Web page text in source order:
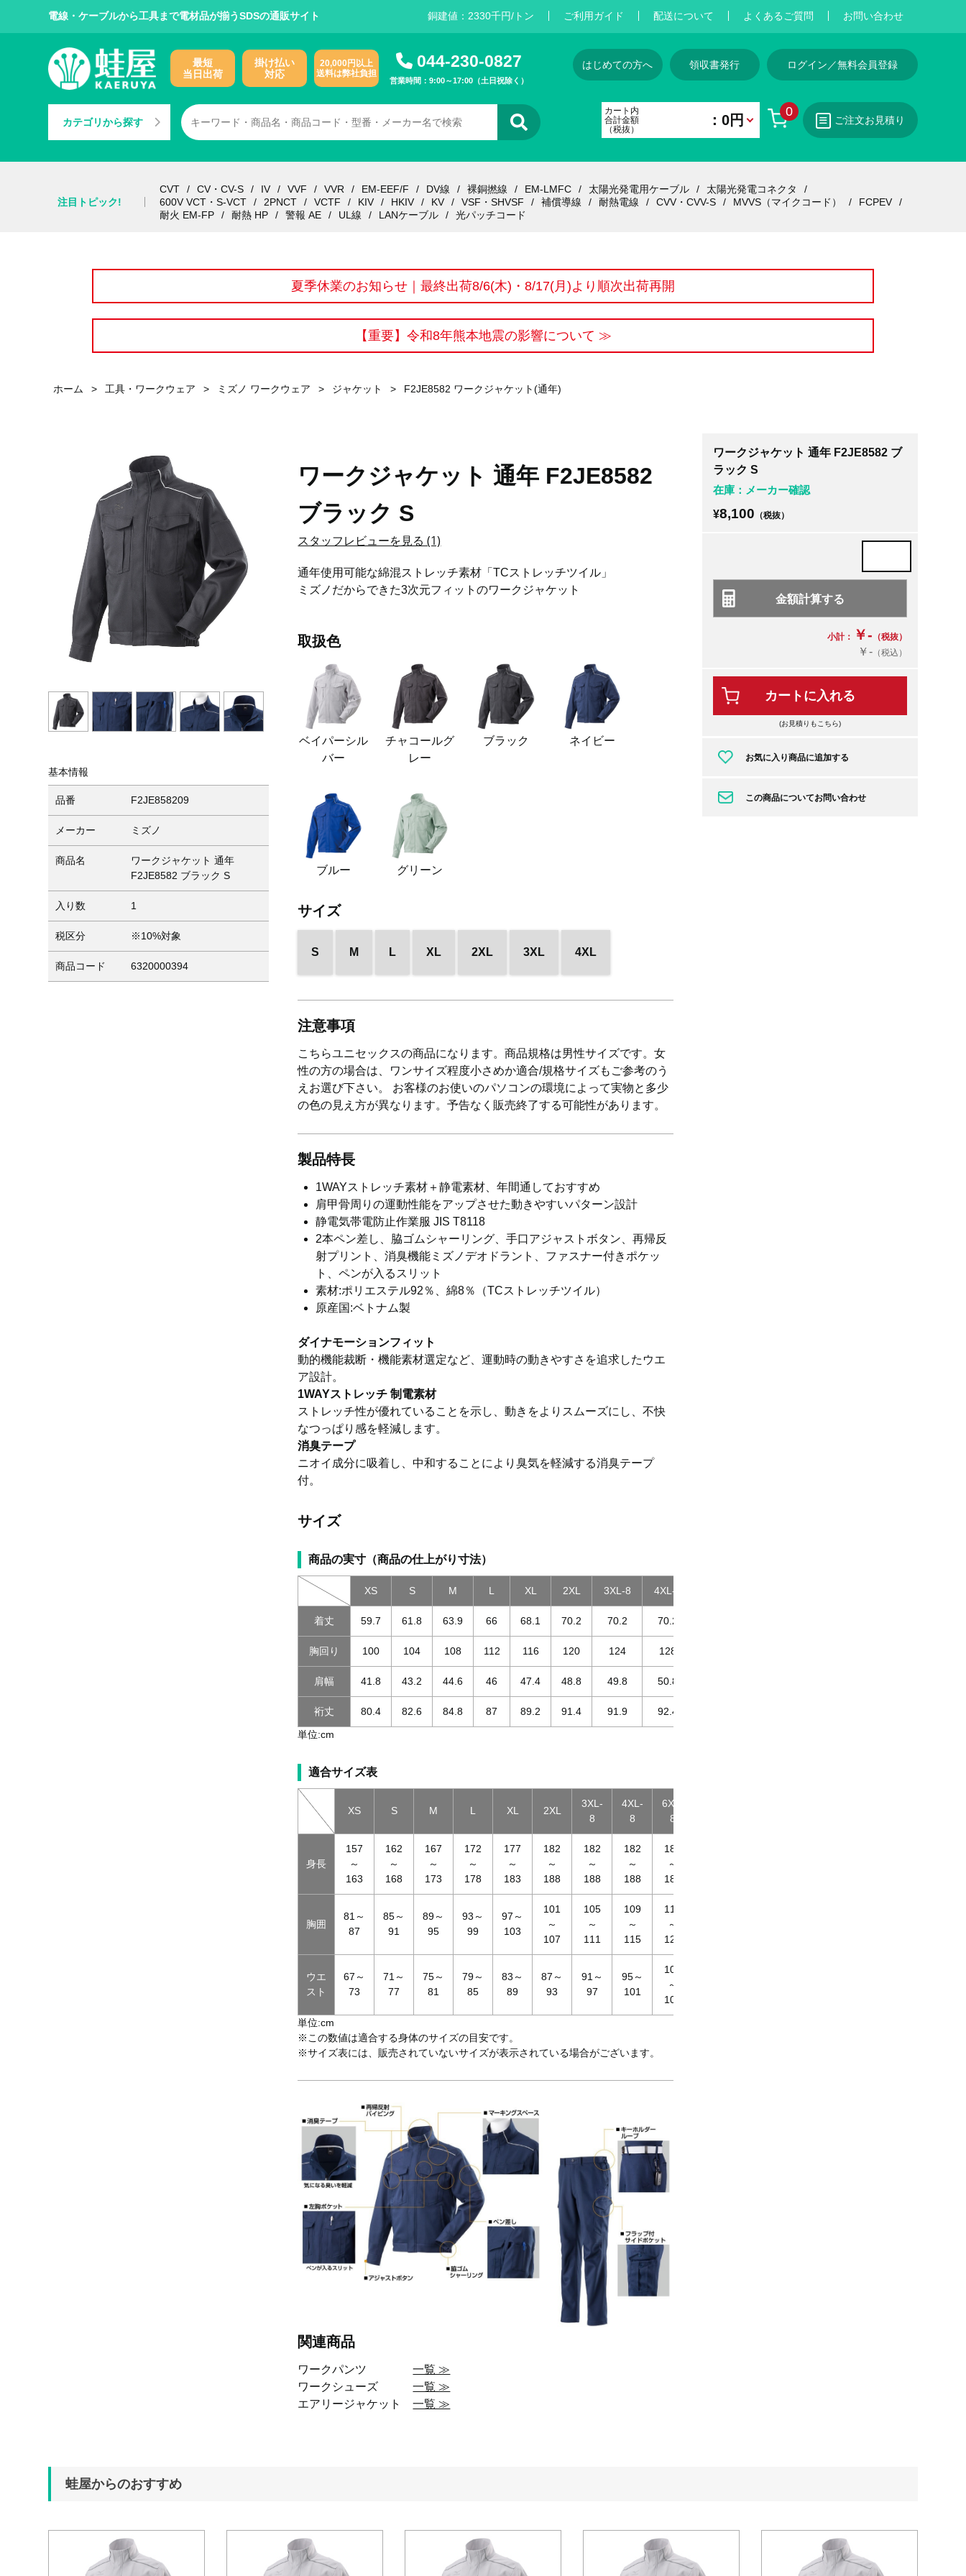
電線・ケーブルから工具まで電材品が揃うSDSの通販サイト 銅建値： 2330千円/トン ご利用ガイド 配送について よくあるご質問 お問い合わせ
最短
当日出荷
掛け払い
対応
20,000円以上
送料は弊社負担
044-230-0827
営業時間：9:00～17:00（土日祝除く）
カテゴリから探す
はじめての方へ 領収書発行 ログイン／無料会員登録
0
カート内
合計金額
（税抜）
：0円 ご注文お見積り
注目トピック!
CVT CV・CV-S IV VVF VVR EM-EEF/F DV線 裸銅撚線 EM-LMFC 太陽光発電用ケーブル
太陽光発電コネクタ
600V VCT・S-VCT
2PNCT VCTF KIV HKIV KV VSF・SHVSF 補償導線 耐熱電線 CVV・CVV-S MVVS（マイクコード）
FCPEV
耐火 EM-FP
耐熱 HP 警報 AE UL線 LANケーブル 光パッチコード
夏季休業のお知らせ｜最終出荷8/6(木)・8/17(月)より順次出荷再開
【重要】令和8年熊本地震の影響について ≫
ホーム > 工具・ワークウェア > ミズノ ワークウェア > ジャケット > F2JE8582 ワークジャケット(通年)
基本情報
品番 F2JE858209
メーカー ミズノ
商品名
ワークジャケット 通年
F2JE8582 ブラック S
入り数 1
税区分 ※10%対象
商品コード 6320000394
ワークジャケット 通年 F2JE8582
ブラック S
スタッフレビューを見る (1)
通年使用可能な綿混ストレッチ素材「TCストレッチツイル」
ミズノだからできた3次元フィットのワークジャケット
取扱色
ベイパーシル
バー
チャコールグ
レー
ブラック ネイビー
ブルー グリーン
サイズ
S M L XL 2XL 3XL 4XL
注意事項
こちらユニセックスの商品になります。商品規格は男性サイズです。女
性の方の場合は、ワンサイズ程度小さめか適合/規格サイズもご参考のう
えお選び下さい。 お客様のお使いのパソコンの環境によって実物と多少
の色の見え方が異なります。予告なく販売終了する可能性があります。
製品特長
1WAYストレッチ素材＋静電素材、年間通しておすすめ
肩甲骨周りの運動性能をアップさせた動きやすいパターン設計
静電気帯電防止作業服 JIS T8118
2本ペン差し、脇ゴムシャーリング、手口アジャストボタン、再帰反
射プリント、消臭機能ミズノデオドラント、ファスナー付きポケッ
ト、ペンが入るスリット
素材:ポリエステル92％、綿8％（TCストレッチツイル）
原産国:ベトナム製
ダイナモーションフィット
動的機能裁断・機能素材選定など、運動時の動きやすさを追求したウエ
ア設計。
1WAYストレッチ 制電素材
ストレッチ性が優れていることを示し、動きをよりスムーズにし、不快
なつっぱり感を軽減します。
消臭テープ
ニオイ成分に吸着し、中和することにより臭気を軽減する消臭テープ
付。
サイズ
商品の実寸（商品の仕上がり寸法）
XS S M L XL 2XL 3XL-8 4XL-8
着丈 59.7 61.8 63.9 66 68.1 70.2 70.2 70.2
胸回り 100 104 108 112 116 120 124 128
肩幅 41.8 43.2 44.6 46 47.4 48.8 49.8 50.8
裄丈 80.4 82.6 84.8 87 89.2 91.4 91.9
92.4
単位:cm
適合サイズ表
XS S M L XL 2XL
3XL-
8
4XL-
8
6XL-
8
身長
157
～
163
162
～
168
167
～
173
172
～
178
177
～
183
182
～
188
182
～
188
182
～
188
182
～
188
胸囲
81～
87
85～
91
89～
95
93～
99
97～
103
101
～
107
105
～
111
109
～
115
117
～
123
ウエ
スト
67～
73
71～
77
75～
81
79～
85
83～
89
87～
93
91～
97
95～
101
103
～
109
単位:cm
※この数値は適合する身体のサイズの目安です。
※サイズ表には、販売されていないサイズが表示されている場合がございます。
関連商品
ワークパンツ一覧 ≫
ワークシューズ一覧 ≫
エアリージャケット一覧 ≫
ワークジャケット 通年 F2JE8582 ブ
ラック S
在庫：メーカー確認
¥8,100 （税抜）
小計： ￥- （税抜）
￥-（税込）
カートに入れる
(お見積りもこちら)
お気に入り商品に追加する
この商品についてお問い合わせ
蛙屋からのおすすめ